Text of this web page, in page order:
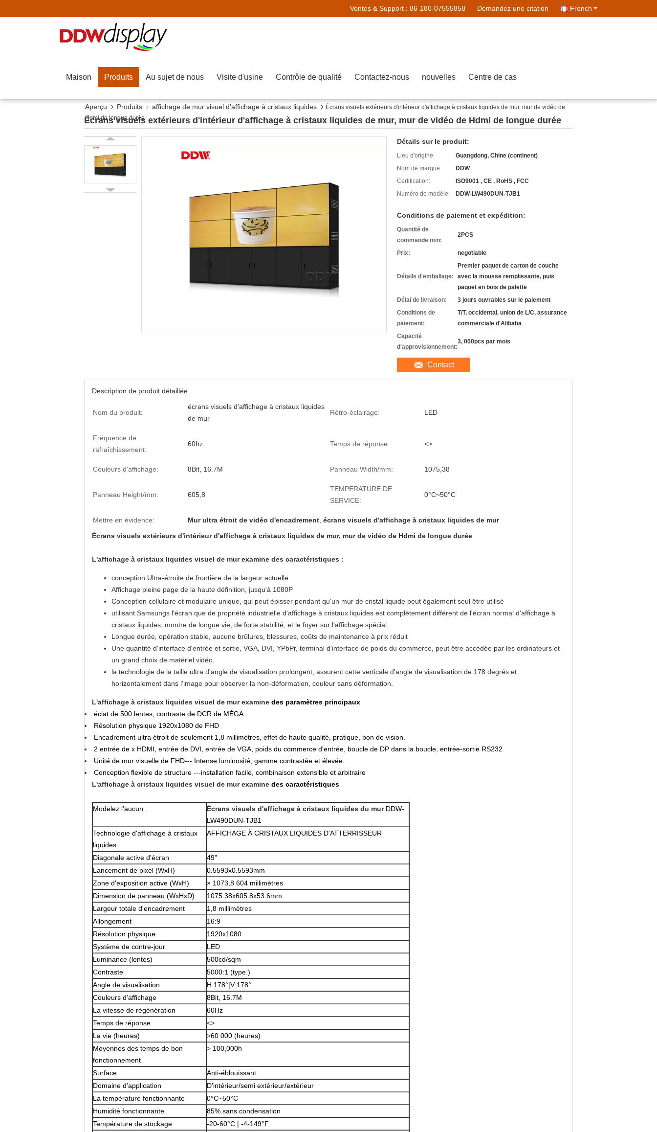
Nous vous rappellerons bientôt!
Ventes & Support : 86-180-07555858 Demandez une citation French
Maison Produits Au sujet de nous Visite d'usine Contrôle de qualité Contactez-nous nouvelles Centre de cas
Aperçu Produits affichage de mur visuel d'affichage à cristaux liquides
Écrans visuels extérieurs d'intérieur d'affichage à cristaux liquides de mur, mur de vidéo de
Hdmi de longue durée
Écrans visuels extérieurs d'intérieur d'affichage à cristaux liquides de mur, mur de vidéo de Hdmi de longue durée
Détails sur le produit:
Lieu d'origine:
Guangdong, Chine (continent)
Nom de marque:
DDW
Certification:
ISO9001 , CE , RoHS , FCC
Numéro de modèle:
DDW-LW490DUN-TJB1
Conditions de paiement et expédition:
Quantité de
commande min:
2PCS
Prix: negotiable
Détails d'emballage:
Premier paquet de carton de couche
avec la mousse remplissante, puis
paquet en bois de palette
Délai de livraison:
3 jours ouvrables sur le paiement
Conditions de
paiement:
T/T, occidental, union de L/C, assurance
commerciale d'Alibaba
Capacité
d'approvisionnement:
3, 000pcs par mois
Contact
Description de produit détaillée
Nom du produit:
écrans visuels d'affichage à cristaux liquides
de mur
Rétro-éclairage: LED
Fréquence de
rafraîchissement:
60hz Temps de réponse: <>
Couleurs d'affichage: 8Bit, 16.7M Panneau Width/mm: 1075,38
Panneau Height/mm: 605,8
TEMPERATURE DE
SERVICE:
0°C~50°C
Mettre en évidence: Mur ultra étroit de vidéo d'encadrement écrans visuels d'affichage à cristaux liquides de mur
Écrans visuels extérieurs d'intérieur d'affichage à cristaux liquides de mur, mur de vidéo de Hdmi de longue durée
L'affichage à cristaux liquides visuel de mur examine des caractéristiques :
conception Ultra-étroite de frontière de la largeur actuelle
Affichage pleine page de la haute définition, jusqu'à 1080P
Conception cellulaire et modulaire unique, qui peut épisser pendant qu'un mur de cristal liquide peut également seul être utilisé
utilisant Samsungs l'écran que de propriété industrielle d'affichage à cristaux liquides est complètement différent de l'écran normal d'affichage à
cristaux liquides, montre de longue vie, de forte stabilité, et le foyer sur l'affichage spécial.
Longue durée, opération stable, aucune brûlures, blessures, coûts de maintenance à prix réduit
Une quantité d'interface d'entrée et sortie, VGA, DVI, YPbPr, terminal d'interface de poids du commerce, peut être accédée par les ordinateurs et
un grand choix de matériel vidéo.
la technologie de la taille ultra d'angle de visualisation prolongent, assurent cette verticale d'angle de visualisation de 178 degrés et
horizontalement dans l'image pour observer la non-déformation, couleur sans déformation.
L'affichage à cristaux liquides visuel de mur examine des paramètres principaux
éclat de 500 lentes, contraste de DCR de MÉGA
Résolution physique 1920x1080 de FHD
Encadrement ultra étroit de seulement 1,8 millimètres, effet de haute qualité, pratique, bon de vision.
2 entrée de x HDMI, entrée de DVI, entrée de VGA, poids du commerce d'entrée, boucle de DP dans la boucle, entrée-sortie RS232
Unité de mur visuelle de FHD--- Intense luminosité, gamme contrastée et élevée.
Conception flexible de structure ---installation facile, combinaison extensible et arbitraire
L'affichage à cristaux liquides visuel de mur examine des caractéristiques
Modelez l'aucun : Écrans visuels d'affichage à cristaux liquides du mur DDW-
LW490DUN-TJB1
Technologie d'affichage à cristaux
liquides
AFFICHAGE À CRISTAUX LIQUIDES D'ATTERRISSEUR
Diagonale active d'écran
49"
Lancement de pixel (WxH)
0.5593x0.5593mm
Zone d'exposition active (WxH)
× 1073,8 604 millimètres
Dimension de panneau (WxHxD)
1075.38x605.8x53.6mm
Largeur totale d'encadrement
1,8 millimètres
Allongement
16:9
Résolution physique
1920x1080
Système de contre-jour
LED
Luminance (lentes)
500cd/sqm
Contraste
5000:1 (type.)
Angle de visualisation
H 178°|V 178°
Couleurs d'affichage
8Bit, 16.7M
La vitesse de régénération
60Hz
Temps de réponse
<>
La vie (heures)
>60 000 (heures)
Moyennes des temps de bon
fonctionnement
> 100,000h
Surface
Anti-éblouissant
Domaine d'application
D'intérieur/semi extérieur/extérieur
La température fonctionnante
0°C~50°C
Humidité fonctionnante
85% sans condensation
Température de stockage
-20-60°C | -4-149°F